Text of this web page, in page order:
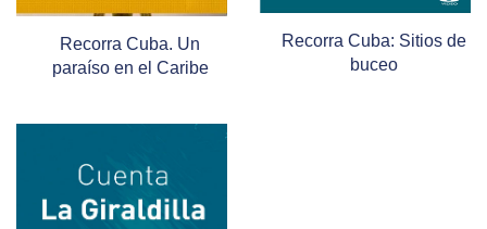
Recorra Cuba. Un
paraíso en el Caribe
Recorra Cuba: Sitios de
buceo